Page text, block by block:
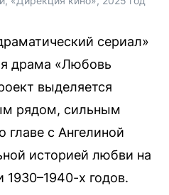
сериал»
драма «Любовь
выделяется
рядом, сильным
главе с Ангелиной
историей любви на
1930–1940-х годов.